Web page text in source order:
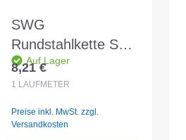
SWG
Rundstahlkette ST-
GVZ C-40
Auf Lager
Regulärer Preis:
8,21 €
1 LAUFMETER
Preise inkl. MwSt. zzgl.
Versandkosten